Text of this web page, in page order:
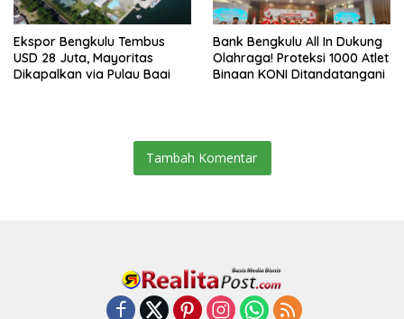
Ekspor Bengkulu Tembus
USD 28 Juta, Mayoritas
Dikapalkan via Pulau Baai
Bank Bengkulu All In Dukung
Olahraga! Proteksi 1000 Atlet
Binaan KONI Ditandatangani
Tambah Komentar